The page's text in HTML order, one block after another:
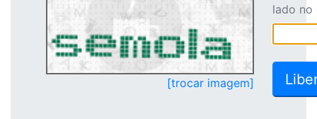
[trocar imagem]
lado no